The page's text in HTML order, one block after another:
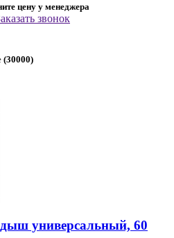
цену у менеджера
звонок
(30000)
универсальный, 60